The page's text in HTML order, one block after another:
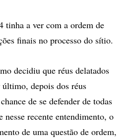
tinha a ver com a ordem de
finais no processo do sítio.
decidiu que réus delatados
depois dos réus
de se defender de todas
nesse recente entendimento, o
de uma questão de ordem,